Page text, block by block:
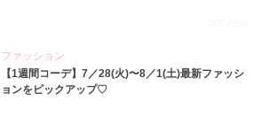
ファッション
【1週間コーデ】7／28(火)〜8／1(土)最新ファッシ
ョンをピックアップ♡